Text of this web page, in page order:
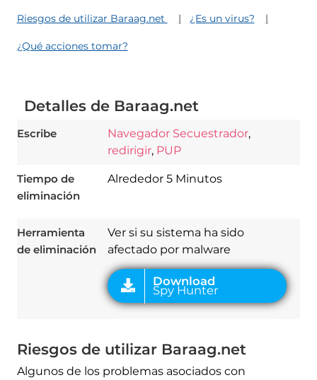
Riesgos de utilizar Baraag.net ¿Es un virus?
¿Qué acciones tomar?
Detalles de Baraag.net
Escribe Navegador Secuestrador,
redirigir, PUP
Tiempo de
eliminación
Alrededor 5 Minutos
Herramienta
de eliminación
Ver si su sistema ha sido
afectado por malware
Download
Riesgos de utilizar Baraag.net
Algunos de los problemas asociados con